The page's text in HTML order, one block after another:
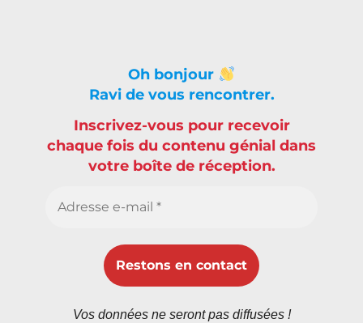
Oh bonjour
Ravi de vous rencontrer.
Inscrivez-vous pour recevoir
chaque fois du contenu génial dans
votre boîte de réception.
Vos données ne seront pas diffusées !